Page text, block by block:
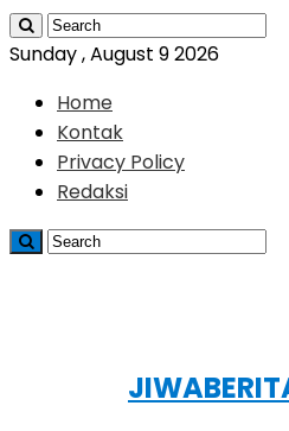
Sunday , August 9 2026
Home
Kontak
Privacy Policy
Redaksi